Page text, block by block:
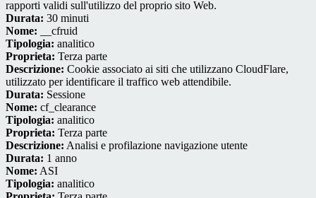
rapporti validi sull'utilizzo del proprio sito Web.
Durata: 30 minuti
Nome: __cfruid
Tipologia: analitico
Proprieta: Terza parte
Descrizione: Cookie associato ai siti che utilizzano CloudFlare,
utilizzato per identificare il traffico web attendibile.
Durata: Sessione
Nome: cf_clearance
Tipologia: analitico
Proprieta: Terza parte
Descrizione: Analisi e profilazione navigazione utente
Durata: 1 anno
Nome: ASI
Tipologia: analitico